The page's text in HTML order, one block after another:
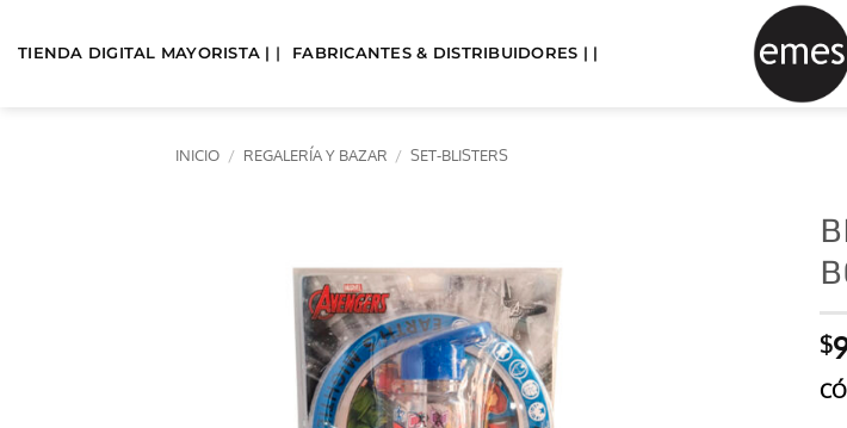
TIENDA DIGITAL MAYORISTA | | FABRICANTES & DISTRIBUIDORES | |
INICIO / REGALERÍA Y BAZAR / SET-BLISTERS
$